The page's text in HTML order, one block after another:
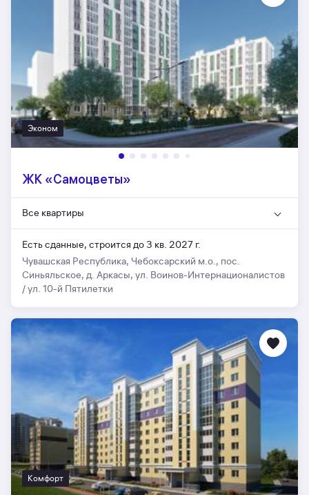
Эконом
ЖК «Самоцветы»
Все квартиры
Есть сданные, строится до 3 кв. 2027 г.
Чувашская Республика, Чебоксарский м.о., пос.
Синьяльское, д. Аркасы, ул. Воинов-Интернационалистов
/ ул. 10-й Пятилетки
Комфорт